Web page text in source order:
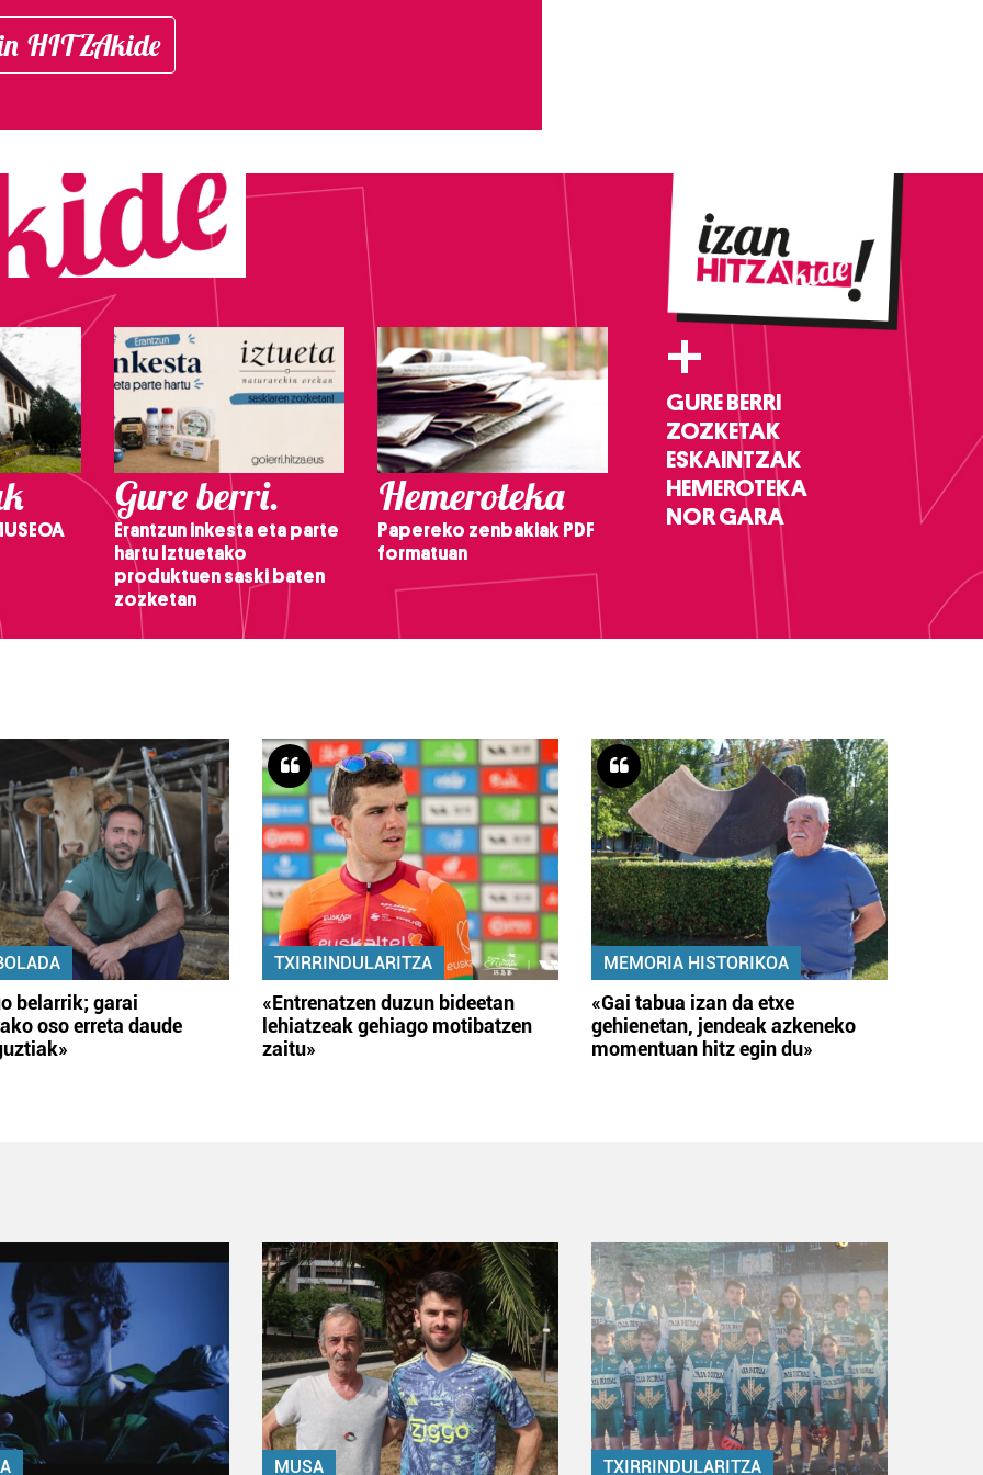
HITZAkide
Gure berri.
Erantzun inkesta eta parte
hartu Iztuetako
produktuen saski baten
zozketan
Hemeroteka
Papereko zenbakiak PDF
formatuan
+
GURE BERRI
ZOZKETAK
ESKAINTZAK
HEMEROTEKA
NOR GARA
belarrik; garai
oso erreta daude
TXIRRINDULARITZA
«Entrenatzen duzun bideetan
lehiatzeak gehiago motibatzen
zaitu»
MEMORIA HISTORIKOA
«Gai tabua izan da etxe
gehienetan, jendeak azkeneko
momentuan hitz egin du»
MUSA TXIRRINDULARITZA